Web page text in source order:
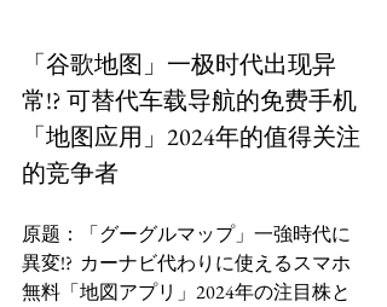
「谷歌地图」一极时代出现异
常!? 可替代车载导航的免费手机
「地图应用」2024年的值得关注
的竞争者
原题：「グーグルマップ」一強時代に
異変!?  カーナビ代わりに使えるスマホ
無料「地図アプリ」2024年の注目株と